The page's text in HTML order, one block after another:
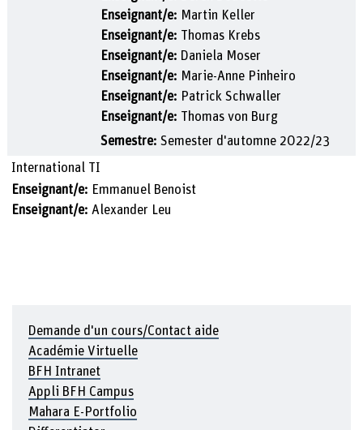
Enseignant/e: Martin Keller
Enseignant/e: Thomas Krebs
Enseignant/e: Daniela Moser
Enseignant/e: Marie-Anne Pinheiro
Enseignant/e: Patrick Schwaller
Enseignant/e: Thomas von Burg
Semestre: Semester d'automne 2022/23
International TI
Enseignant/e: Emmanuel Benoist
Enseignant/e: Alexander Leu
Demande d'un cours/Contact aide
Académie Virtuelle
BFH Intranet
Appli BFH Campus
Mahara E-Portfolio